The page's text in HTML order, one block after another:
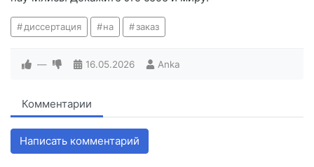
диссертация на заказ
— 16.05.2026 Anka
Комментарии
Написать комментарий